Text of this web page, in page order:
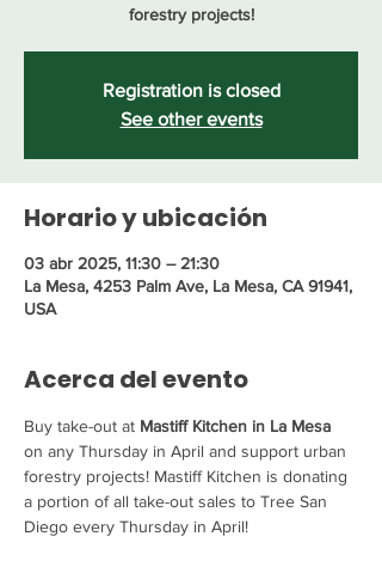
forestry projects!
Registration is closed
See other events
Horario y ubicación
03 abr 2025, 11:30 – 21:30
La Mesa, 4253 Palm Ave, La Mesa, CA 91941,
USA
Acerca del evento
Buy take-out at Mastiff Kitchen in La Mesa
on any Thursday in April and support urban
forestry projects! Mastiff Kitchen is donating
a portion of all take-out sales to Tree San
Diego every Thursday in April!